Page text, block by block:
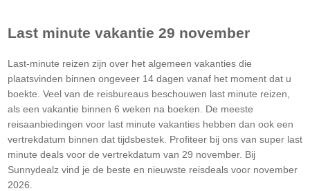
Last minute vakantie 29 november
Last-minute reizen zijn over het algemeen vakanties die
plaatsvinden binnen ongeveer 14 dagen vanaf het moment dat u
boekte. Veel van de reisbureaus beschouwen last minute reizen,
als een vakantie binnen 6 weken na boeken. De meeste
reisaanbiedingen voor last minute vakanties hebben dan ook een
vertrekdatum binnen dat tijdsbestek. Profiteer bij ons van super last
minute deals voor de vertrekdatum van 29 november. Bij
Sunnydealz vind je de beste en nieuwste reisdeals voor november
2026.